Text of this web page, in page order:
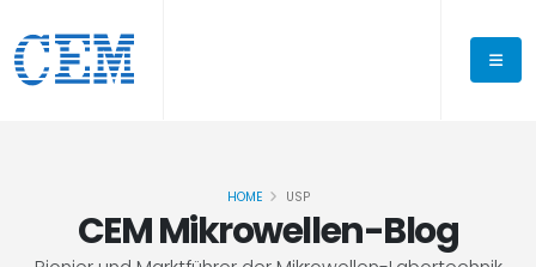
CEM Mikrowellen-Blog
HOME USP